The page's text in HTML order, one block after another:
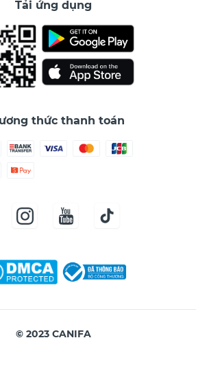
Tải ứng dụng
thức thanh toán
© 2023 CANIFA